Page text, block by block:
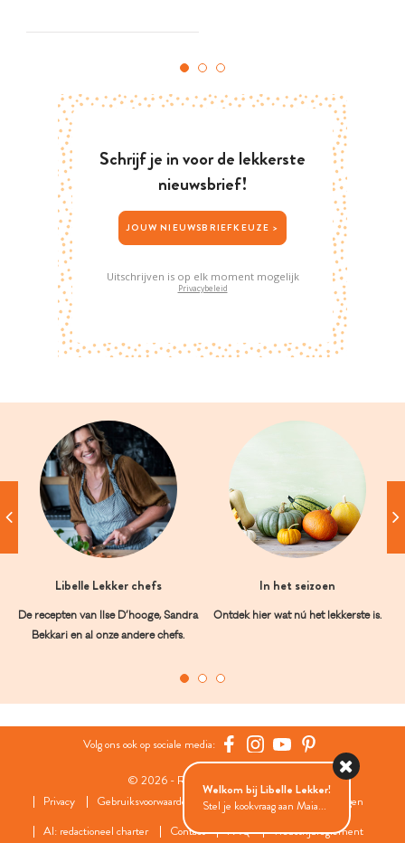
Schrijf je in voor de lekkerste
nieuwsbrief!
JOUW NIEUWSBRIEFKEUZE >
Uitschrijven is op elk moment mogelijk
Privacybeleid
Libelle Lekker chefs
De recepten van Ilse D’hooge, Sandra
Bekkari en al onze andere chefs.
In het seizoen
Ontdek hier wat nú het lekkerste is.
Volg ons ook op sociale media:
© 2026 - Roularta Media Group
Privacy
Gebruiksvoorwaarden Cookies
Cookies instellingen
AI: redactioneel charter
Contact FAQ Wedstrijdreglement
Welkom bij Libelle Lekker!
Stel je kookvraag aan Maia...